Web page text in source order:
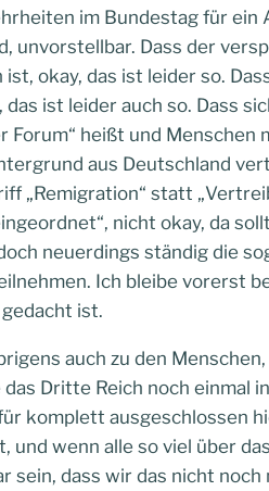
im Bundestag für ein
unvorstellbar. Dass der
ist, okay, das ist leider so.
das ist leider auch so. Dass
Forum“ heißt und
aus Deutschland
„Remigration“ statt
nicht okay, da
neuerdings ständig die
Ich bleibe vorerst
ist.
auch zu den
Dritte Reich noch einmal
komplett ausgeschlossen
und wenn alle so viel über
sein, dass wir das nicht